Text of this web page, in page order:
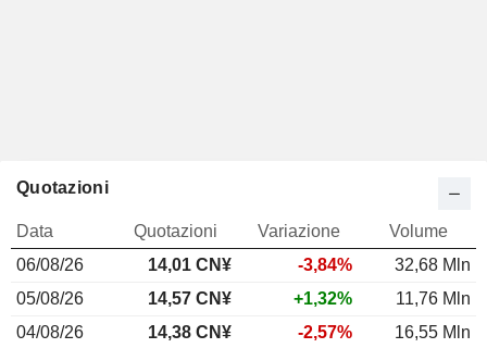
Quotazioni
Data Quotazioni Variazione
Volume
06/08/26
14,01 CN¥ -3,84%
32,68 Mln
05/08/26
14,57 CN¥ +1,32%
11,76 Mln
04/08/26
14,38 CN¥ -2,57%
16,55 Mln